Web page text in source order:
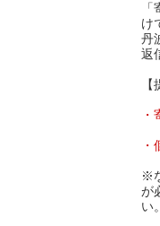
け
丹
返
※
が
い。